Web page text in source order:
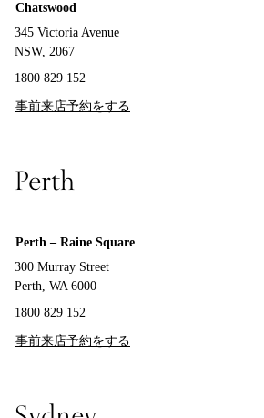
Chatswood
345 Victoria Avenue
NSW, 2067
1800 829 152
事前来店予約をする
Perth
Perth – Raine Square
300 Murray Street
Perth, WA 6000
1800 829 152
事前来店予約をする